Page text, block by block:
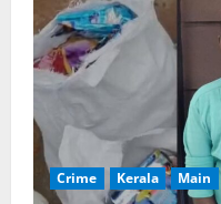
Crime Kerala Main